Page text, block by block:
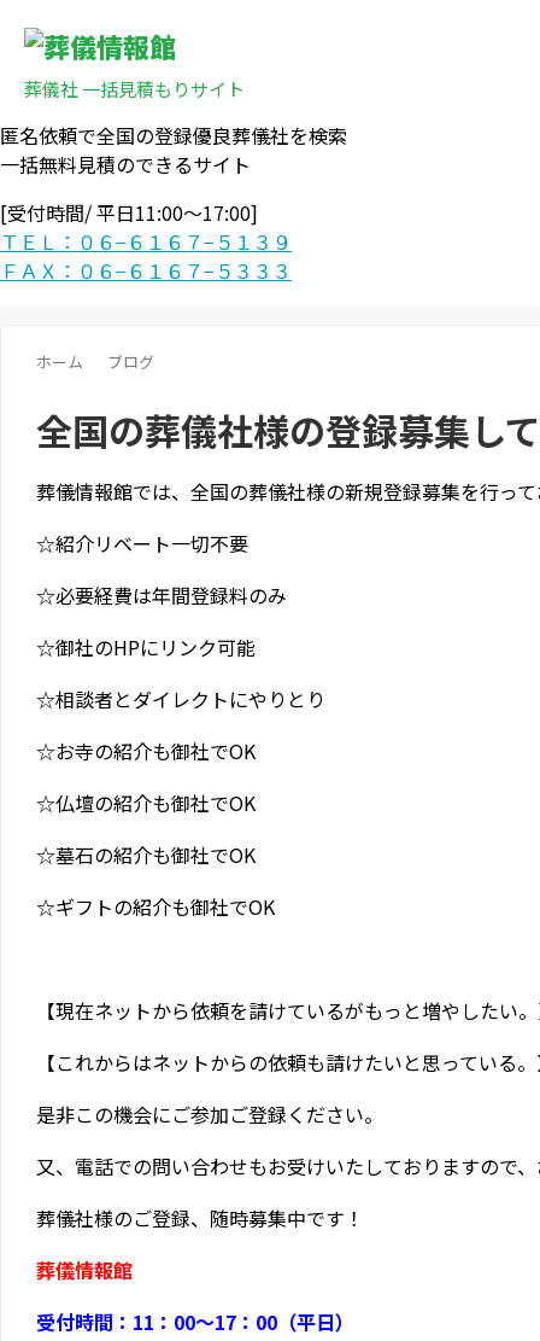
葬儀社 一括見積もりサイト
匿名依頼で全国の登録優良葬儀社を検索
一括無料見積のできるサイト
[受付時間/ 平日11:00〜17:00]
ＴＥＬ：０６−６１６７−５１３９
ＦＡＸ：０６−６１６７−５３３３
ホーム ブログ
全国の葬儀社様の登録募集し
葬儀情報館では、全国の葬儀社様の新規登録募集を行っ
☆紹介リベート一切不要
☆必要経費は年間登録料のみ
☆御社のHPにリンク可能
☆相談者とダイレクトにやりとり
☆お寺の紹介も御社でOK
☆仏壇の紹介も御社でOK
☆墓石の紹介も御社でOK
☆ギフトの紹介も御社でOK
【現在ネットから依頼を請けているがもっと増やしたい
【これからはネットからの依頼も請けたいと思っている
是非この機会にご参加ご登録ください。
又、電話での問い合わせもお受けいたしておりますので
葬儀社様のご登録、随時募集中です！
葬儀情報館
受付時間：11：00〜17：00（平日）